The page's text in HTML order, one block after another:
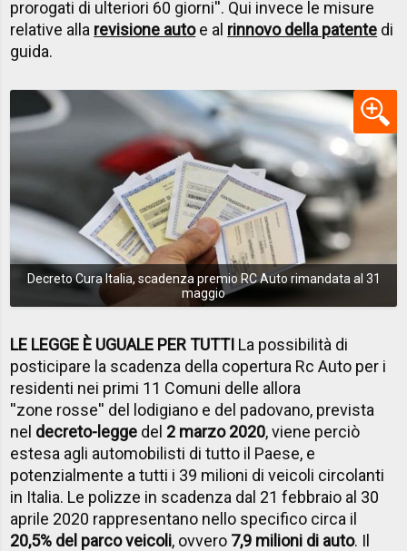
prorogati di ulteriori 60 giorni''. Qui invece le misure
relative alla revisione auto e al rinnovo della patente di
guida.
Decreto Cura Italia, scadenza premio RC Auto rimandata al 31
maggio
LE LEGGE È UGUALE PER TUTTI La possibilità di
posticipare la scadenza della copertura Rc Auto per i
residenti nei primi 11 Comuni delle allora
''zone rosse'' del lodigiano e del padovano, prevista
nel decreto-legge del 2 marzo 2020, viene perciò
estesa agli automobilisti di tutto il Paese, e
potenzialmente a tutti i 39 milioni di veicoli circolanti
in Italia. Le polizze in scadenza dal 21 febbraio al 30
aprile 2020 rappresentano nello specifico circa il
20,5% del parco veicoli, ovvero 7,9 milioni di auto. Il